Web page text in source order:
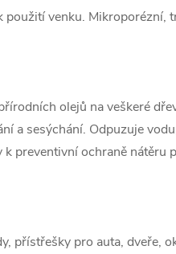
venku. Mikroporézní,
olejů na veškeré
a sesýchání. Odpuzuje
preventivní ochraně nátěru
přístřešky pro auta, dveře,